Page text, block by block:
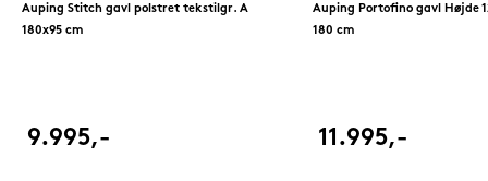
Auping Stitch gavl polstret tekstilgr. A
180x95 cm
9.995,-
Auping Portofino gavl Højde
180 cm
11.995,-